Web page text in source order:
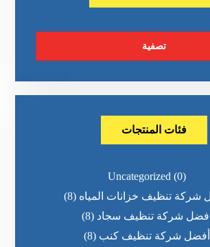
تصفية
فئات المنتجات
Uncategorized (0)
شركة تنظيف خزانات المياه (8)
أفضل شركة تنظيف سجاد (8)
أفضل شركة تنظيف كنب (8)